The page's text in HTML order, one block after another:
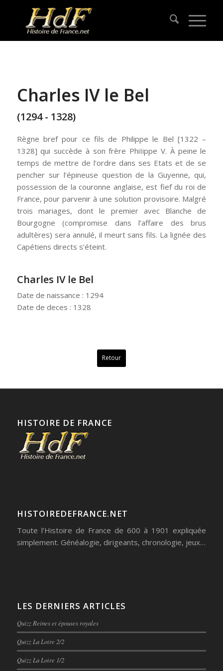
Charles IV le Bel
(1294 - 1328)
Règne bref pour ce fils de Philippe le Bel [1322 –
1328] qui succède à son frère PhiIippe V. À peine le
temps de mettre de l’ordre dans ses Etats et de se
pencher sur l’épineuse question de la Guyenne, qui,
possession de la couronne anglaise, est fief du roi de
France, pour parvenir à une solution provisoire. Malgré
trois mariages, dont le premier avec Blanche de
Bourgogne (compromise dans l’affaire des brus
adultères) sera annulé, il meurt sans fils. La lignée des
Capétiens directs s’éteint.
Charles IV le Bel
Date de naissance : 1294
Date de deces : 1328
Retour
HISTOIRE DE FRANCE
HISTOIREDEFRANCE.NET
Toute l’Histoire de France de 600 à 1901 expliquée
simplement. Généalogie, dirigeants, chronologie, jeux…
LES DERNIERS ARTICLES
Quizz Reines et épouses royales
Quizz La Loire 2/2
Quizz La Loire 1/2